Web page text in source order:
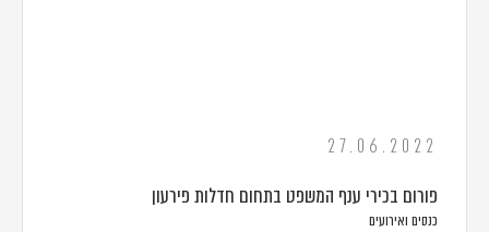
27.06.2022
פורום בכירי ענף המשפט בתחום חדלות פירעון
כנסים ואירועים